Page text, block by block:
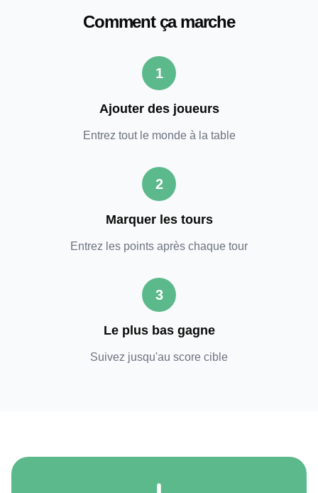
Comment ça marche
1
Ajouter des joueurs
Entrez tout le monde à la table
2
Marquer les tours
Entrez les points après chaque tour
3
Le plus bas gagne
Suivez jusqu'au score cible